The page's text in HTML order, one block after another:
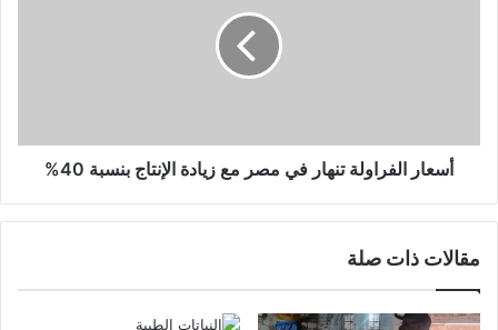
أسعار الفراولة تنهار في مصر مع زيادة الإنتاج بنسبة 40%
مقالات ذات صلة